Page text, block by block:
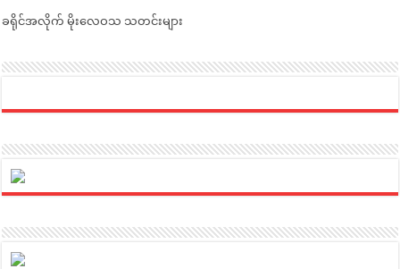
ခရိုင်အလိုက် မိုးလေဝသ သတင်းများ